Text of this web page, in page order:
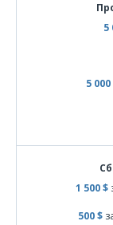
5
5 000
1 500 $
500 $